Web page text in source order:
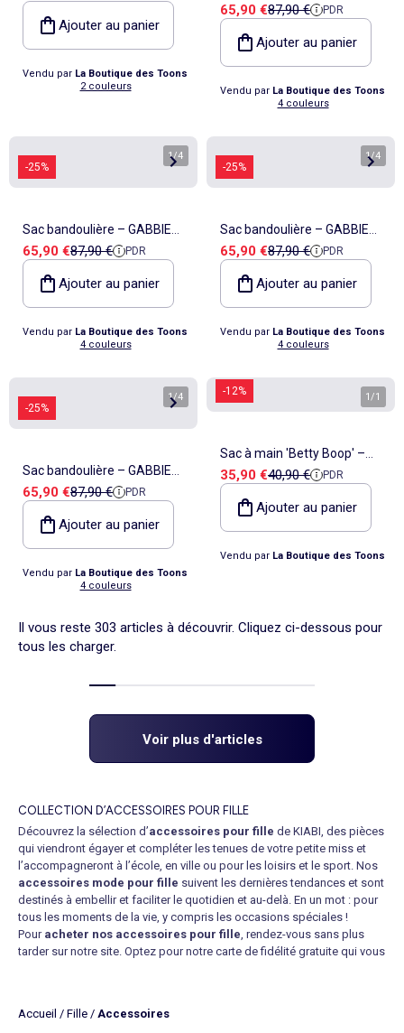
Ajouter au panier
Vendu par La Boutique des Toons
2 couleurs
MINI avec bandoulière –
Kipling
Prix de vente
65,90 €Prix de référence
87,90 € PDR
Ajouter au panier
Vendu par La Boutique des Toons
4 couleurs
-25%
1/4
Sac bandoulière – GABBIE
MINI avec bandoulière –
Kipling
Prix de vente
65,90 €Prix de référence
87,90 € PDR
Ajouter au panier
Vendu par La Boutique des Toons
4 couleurs
-25%
1/4
Sac bandoulière – GABBIE
MINI avec bandoulière –
Kipling
Prix de vente
65,90 €Prix de référence
87,90 € PDR
Ajouter au panier
Vendu par La Boutique des Toons
4 couleurs
-25%
1/4
Sac bandoulière – GABBIE
MINI avec bandoulière –
Kipling
Prix de vente
65,90 €Prix de référence
87,90 € PDR
Ajouter au panier
Vendu par La Boutique des Toons
4 couleurs
-12% 1 /1
Sac à main 'Betty Boop' –
Fashion
Prix de vente
35,90 €Prix de référence
40,90 € PDR
Ajouter au panier
Vendu par La Boutique des Toons
Il vous reste 303 articles à découvrir. Cliquez ci-dessous pour
tous les charger.
Voir plus d'articles
COLLECTION D’ACCESSOIRES POUR FILLE
Découvrez la sélection d’accessoires pour fille de KIABI, des pièces
qui viendront égayer et compléter les tenues de votre petite miss et
l’accompagneront à l’école, en ville ou pour les loisirs et le sport. Nos
accessoires mode pour fille suivent les dernières tendances et sont
destinés à embellir et faciliter le quotidien et au-delà. En un mot : pour
tous les moments de la vie, y compris les occasions spéciales !
Pour acheter nos accessoires pour fille , rendez-vous sans plus
tarder sur notre site. Optez pour notre carte de fidélité gratuite qui vous
jusqu’à 30 jours après votre achat. Et si vous choisissez une livraison
Accueil / Fille / Accessoires